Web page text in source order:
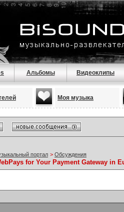
Альбомы Видеоклипы
Моя музыка
портал > Обсуждения
for Your Payment Gateway in